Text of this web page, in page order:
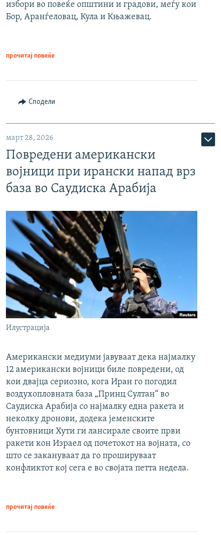
избори во повеќе општини и градови, меѓу кои
Бор, Аранѓеловац, Кула и Књажевац.
прочитај повеќе
Сподели
март 28, 2026
Повредени американски
војници при ирански напад врз
база во Саудиска Арабија
Илустрација
Американски медиуми јавуваат дека најмалку
12 американски војници биле повредени, од
кои двајца сериозно, кога Иран го погодил
воздухопловната база „Принц Султан“ во
Саудиска Арабија со најмалку една ракета и
неколку дронови, додека јеменските
бунтовници Хути ги лансирале своите први
ракети кон Израел од почетокот на војната, со
што се закануваат да го прошируваат
конфликтот кој сега е во својата петта недела.
прочитај повеќе